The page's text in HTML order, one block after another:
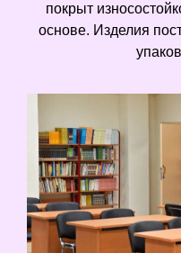
покрыт
основе. Изделия